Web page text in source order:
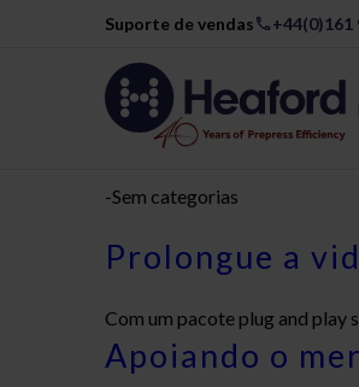
Suporte de vendas +44(0)161
Sem categorias
Prolongue a
Com um pacote plug and play
Apoiando o